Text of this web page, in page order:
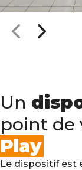
Un
point de
Play
Le dispositif est